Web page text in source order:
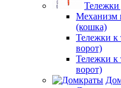
Тележки
Механизм
(кошка)
Тележки к
ворот)
Тележки к
ворот)